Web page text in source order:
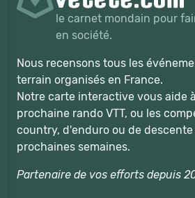
le carnet mondain pour
en société.
Nous recensons tous les
terrain organisés en France.
Notre carte interactive vous aide
prochaine rando VTT, ou les
country, d'enduro ou de
prochaines semaines.
Partenaire de vos efforts depuis